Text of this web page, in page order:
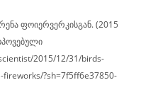
ფოიერვერკისგან. (2015
2015/12/31/birds-
?sh=7f5ff6e37850-